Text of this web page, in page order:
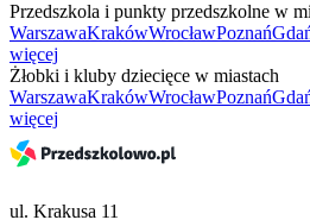
Przedszkola i punkty przedszkolne w
WarszawaKrakówWrocławPoznań
więcej
Żłobki i kluby dziecięce w miastach
WarszawaKrakówWrocławPoznań
więcej
ul. Krakusa 11